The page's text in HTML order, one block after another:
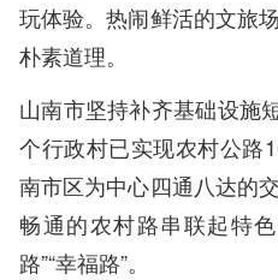
玩体验。热闹鲜活的文旅
朴素道理。
山南市坚持补齐基础设施
个行政村已实现农村公路
南市区为中心四通八达的
畅通的农村路串联起特
路”“幸福路”。